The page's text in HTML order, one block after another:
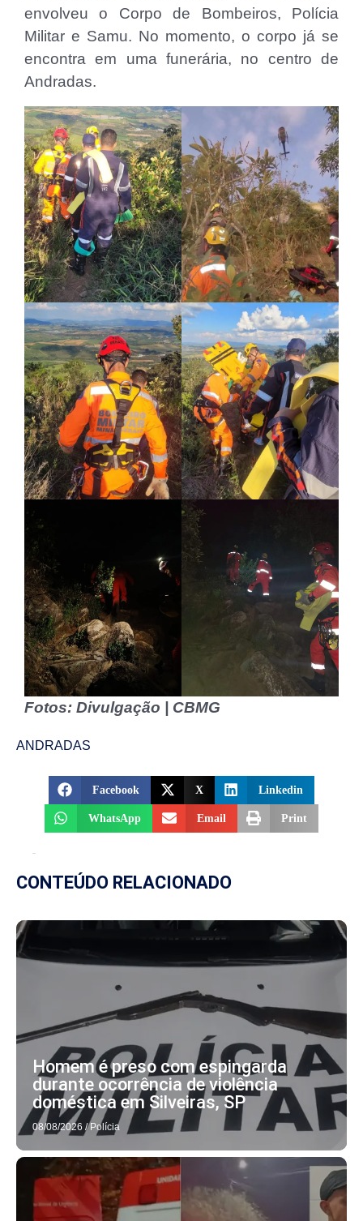
envolveu o Corpo de Bombeiros, Polícia
Militar e Samu. No momento, o corpo já se
encontra em uma funerária, no centro de
Andradas.
Fotos: Divulgação | CBMG
ANDRADAS
Facebook X Linkedin
WhatsApp Email Print
CONTEÚDO RELACIONADO
Homem é preso com espingarda
durante ocorrência de violência
doméstica em Silveiras, SP
08/08/2026 / Polícia